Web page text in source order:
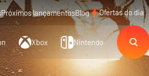
Próximos lançamentosBlog Ofertas do dia
Xbox Nintendo